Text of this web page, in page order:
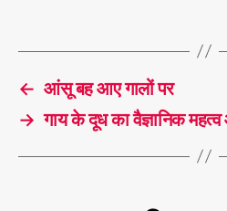
T
g
← आंसू बह आए गालों पर
→ गाय के दूध का वैज्ञानिक